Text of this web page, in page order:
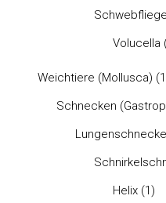
Volucella
Weichtiere (Mollusca)
Schnecken
Helix (1)